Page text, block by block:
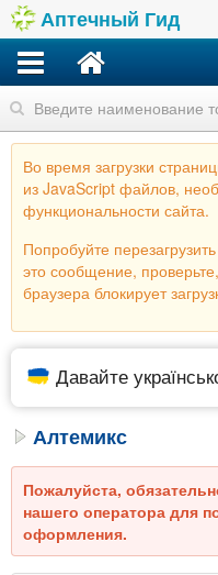
Аптечный Гид
Найти
Во время загрузки
из JavaScript файлов,
функциональности сайта.
Попробуйте
это сообщение,
браузера блокирует
Давайте
Алтемикс
Пожалуйста,
нашего оператора для
оформления.